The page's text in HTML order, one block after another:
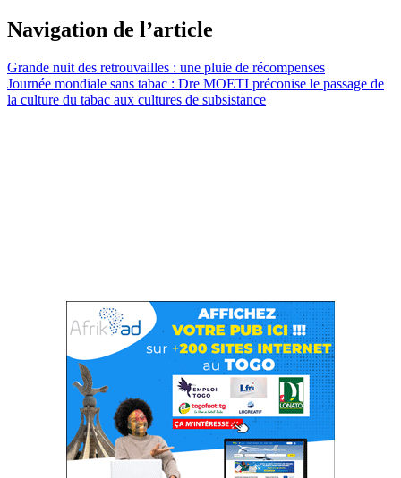
Navigation de l’article
Grande nuit des retrouvailles : une pluie de récompenses
Journée mondiale sans tabac : Dre MOETI préconise le passage de
la culture du tabac aux cultures de subsistance